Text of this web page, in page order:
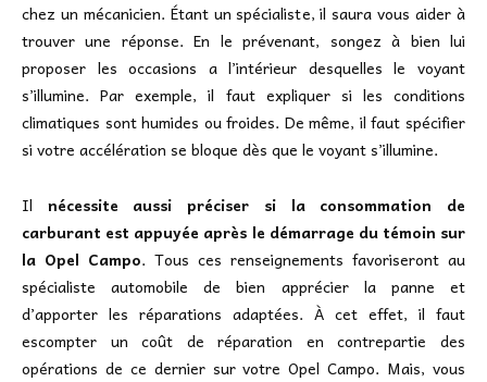
chez un mécanicien. Étant un spécialiste, il saura vous aider à
trouver une réponse. En le prévenant, songez à bien lui
proposer les occasions a l’intérieur desquelles le voyant
s’illumine. Par exemple, il faut expliquer si les conditions
climatiques sont humides ou froides. De même, il faut spécifier
si votre accélération se bloque dès que le voyant s’illumine.
Il nécessite aussi préciser si la consommation de
carburant est appuyée après le démarrage du témoin sur
la Opel Campo. Tous ces renseignements favoriseront au
spécialiste automobile de bien apprécier la panne et
d’apporter les réparations adaptées. À cet effet, il faut
escompter un coût de réparation en contrepartie des
opérations de ce dernier sur votre Opel Campo. Mais, vous